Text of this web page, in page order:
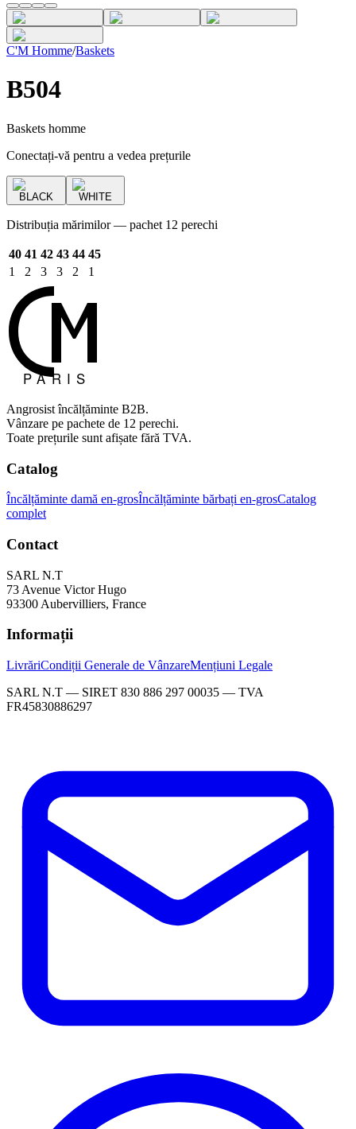
C'M Homme/Baskets
B504
Baskets homme
Conectați-vă pentru a vedea prețurile
BLACK WHITE
Distribuția mărimilor — pachet 12 perechi
40 41 42 43 44 45
1
2 3 3 2 1
Angrosist încălțăminte B2B.
Vânzare pe pachete de 12 perechi.
Toate prețurile sunt afișate fără TVA.
Catalog
Încălțăminte damă en-grosÎncălțăminte bărbați en-grosCatalog
complet
Contact
SARL N.T
73 Avenue Victor Hugo
93300 Aubervilliers, France
Informații
LivrăriCondiții Generale de VânzareMențiuni Legale
SARL N.T — SIRET 830 886 297 00035 — TVA
FR45830886297